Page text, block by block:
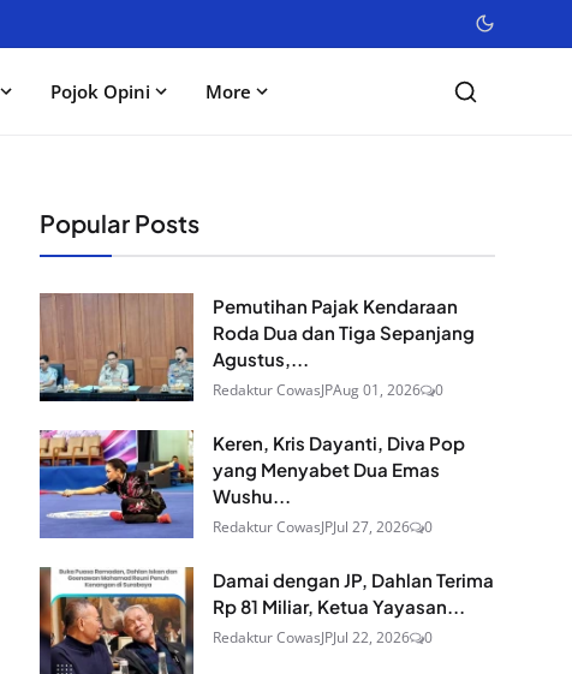
Pojok Opini More
Popular Posts
Pemutihan Pajak Kendaraan
Roda Dua dan Tiga Sepanjang
Agustus,...
Redaktur CowasJPAug 01, 2026 0
Keren, Kris Dayanti, Diva Pop
yang Menyabet Dua Emas
Wushu...
Redaktur CowasJPJul 27, 2026 0
Damai dengan JP, Dahlan Terima
Rp 81 Miliar, Ketua Yayasan...
Redaktur CowasJPJul 22, 2026 0